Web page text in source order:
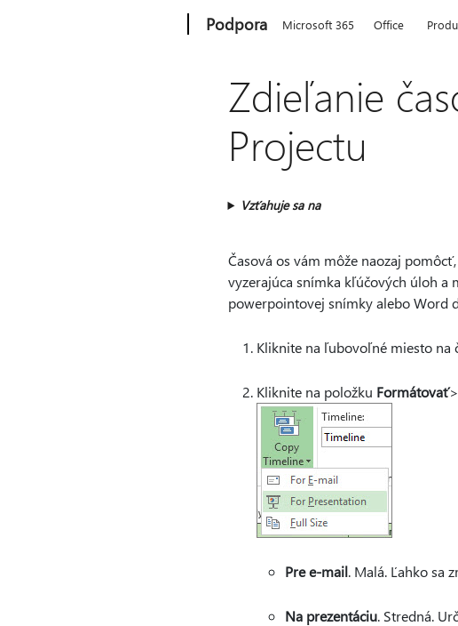
Podpora Microsoft 365 Office
Zdieľanie
Projectu
Vzťahuje sa na
Časová os vám môže naozaj
vyzerajúca snímka kľúčových úloh a
powerpointovej snímky alebo Word
Kliknite na ľubovoľné miesto na
Kliknite na položku Formátovať>
Pre e-mail. Malá. Ľahko sa
Na prezentáciu. Stredná.